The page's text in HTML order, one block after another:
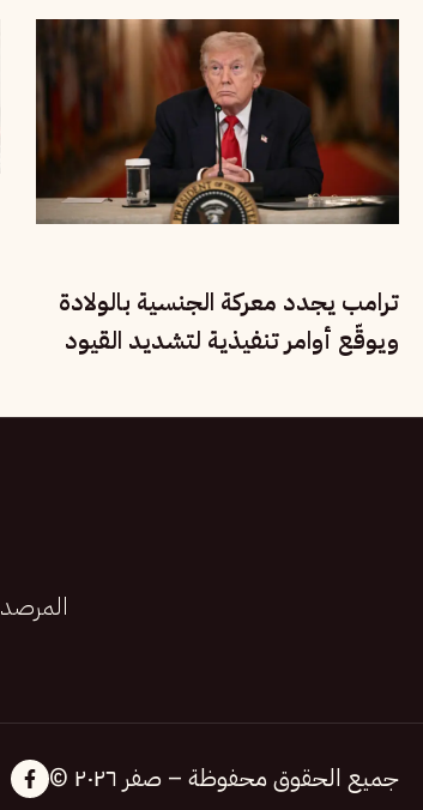
ترامب يجدد معركة الجنسية بالولادة
ويوقّع أوامر تنفيذية لتشديد القيود
المرصد
جميع الحقوق محفوظة – صفر ٢٠٢٦ ©